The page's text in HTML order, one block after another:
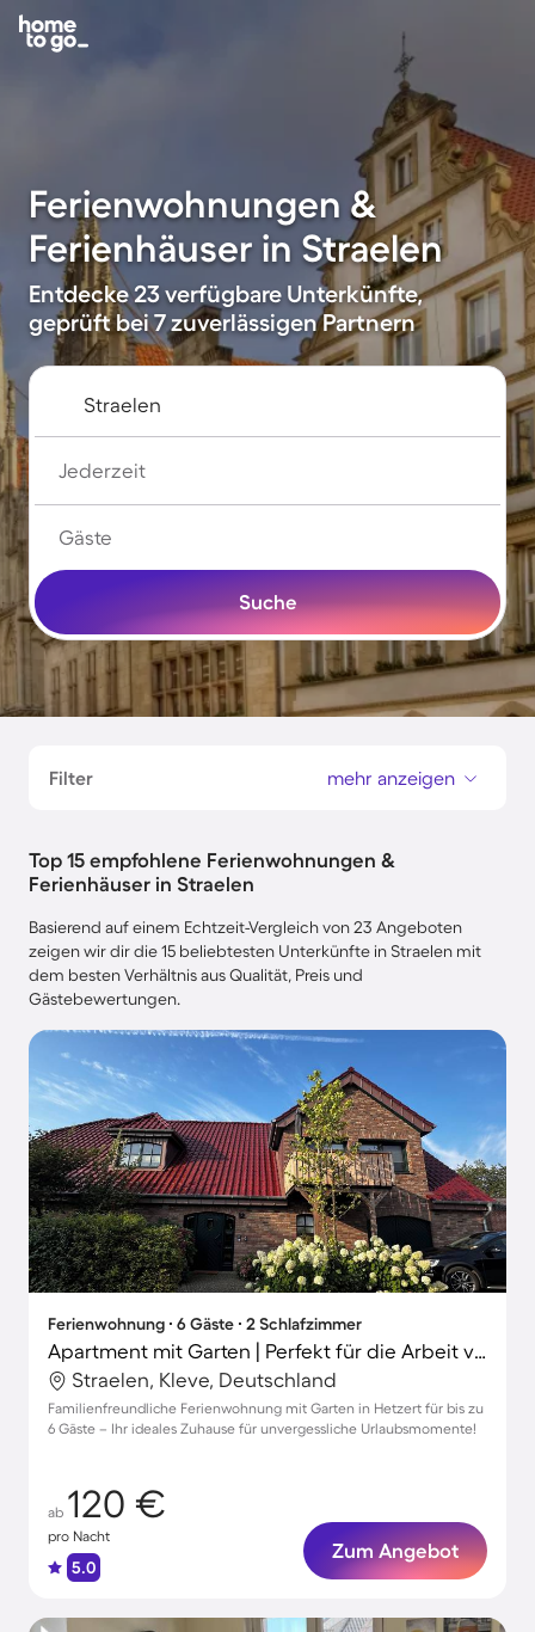
Ferienwohnungen &
Ferienhäuser in Straelen
Entdecke 23 verfügbare Unterkünfte,
geprüft bei 7 zuverlässigen Partnern
Jederzeit
Gäste
Suche
Filter mehr anzeigen
Top 15 empfohlene Ferienwohnungen &
Ferienhäuser in Straelen
Basierend auf einem Echtzeit-Vergleich von 23 Angeboten
zeigen wir dir die 15 beliebtesten Unterkünfte in Straelen mit
dem besten Verhältnis aus Qualität, Preis und
Gästebewertungen.
Ferienwohnung ∙ 6 Gäste ∙ 2 Schlafzimmer
Apartment mit Garten | Perfekt für die Arbeit von Zuhause
Straelen, Kleve, Deutschland
Familienfreundliche Ferienwohnung mit Garten in Hetzert für bis zu
6 Gäste – Ihr ideales Zuhause für unvergessliche Urlaubsmomente!
ab 120 €
pro Nacht
5.0
Zum Angebot